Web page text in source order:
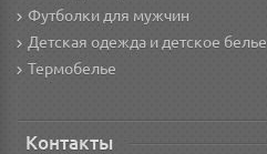
Футболки для мужчин
Детская одежда и детское белье
Термобелье
Контакты